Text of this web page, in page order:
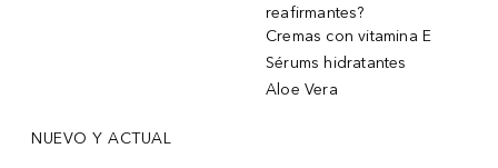
reafirmantes?
Cremas con vitamina E
Sérums hidratantes
Aloe Vera
NUEVO Y ACTUAL